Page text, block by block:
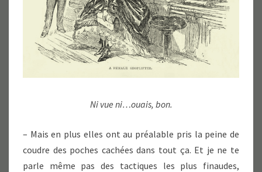
Ni vue ni…ouais, bon.
– Mais en plus elles ont au préalable pris la peine de
coudre des poches cachées dans tout ça. Et je ne te
parle même pas des tactiques les plus finaudes,